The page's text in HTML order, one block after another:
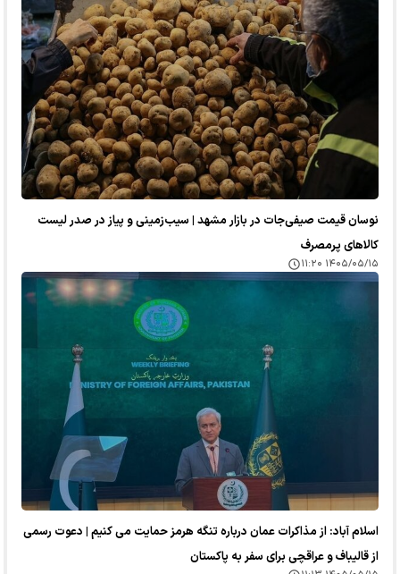
نوسان قیمت صیفی‌جات در بازار مشهد | سیب‌زمینی و پیاز در صدر لیست
کالا‌های پرمصرف
۱۴۰۵/۰۵/۱۵ ۱۱:۲۰
اسلام آباد: از مذاکرات عمان درباره تنگه هرمز حمایت می کنیم | دعوت رسمی
از قالیباف و عراقچی برای سفر به پاکستان